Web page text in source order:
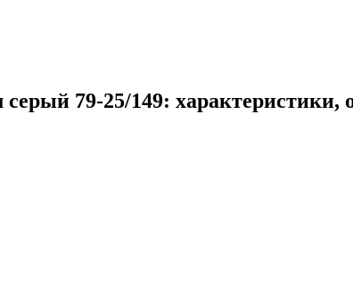
79-25/149: характеристики,